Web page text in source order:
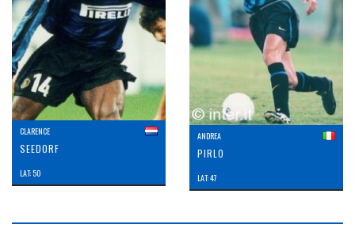
CLARENCE
SEEDORF
LAT: 50
ANDREA
PIRLO
LAT: 47